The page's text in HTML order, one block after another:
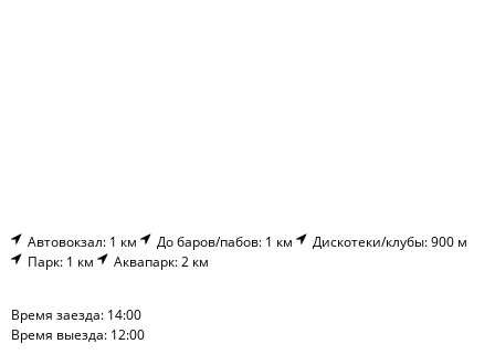
Автовокзал: 1 км До баров/пабов: 1 км
Дискотеки/клубы: 900 м
Парк: 1 км
Аквапарк: 2 км
Время заезда: 14:00
Время выезда: 12:00